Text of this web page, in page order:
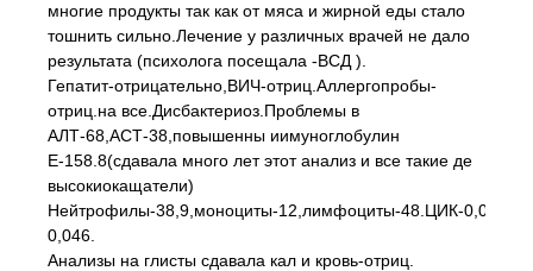
многие продукты так как от мяса и жирной еды стало
тошнить сильно.Лечение у различных врачей не дало
результата (психолога посещала -ВСД ).
Гепатит-отрицательно,ВИЧ-отриц.Аллергопробы-
отриц.на все.Дисбактериоз.Проблемы в
АЛТ-68,АСТ-38,повышенны иимуноглобулин
Е-158.8(сдавала много лет этот анализ и все такие де
высокиокащатели)
Нейтрофилы-38,9,моноциты-12,лимфоциты-48.ЦИК-0,022-
0,046.
Анализы на глисты сдавала кал и кровь-отриц.